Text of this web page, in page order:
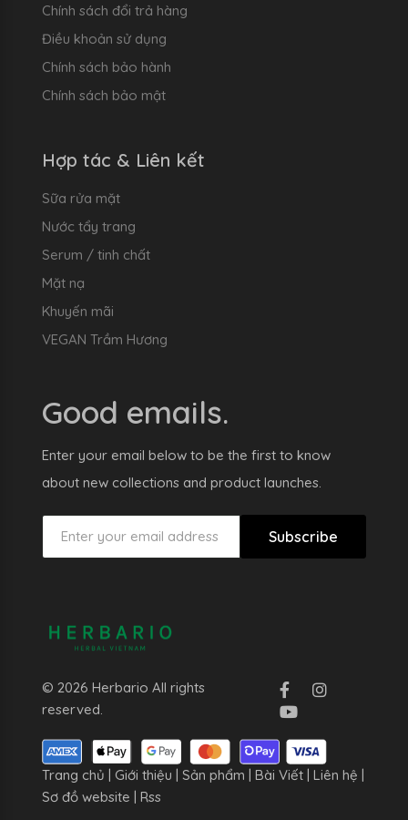
Chính sách đổi trả hàng
Điều khoản sử dụng
Chính sách bảo hành
Chính sách bảo mật
Hợp tác & Liên kết
Sữa rửa mặt
Nước tẩy trang
Serum / tinh chất
Mặt nạ
Khuyến mãi
VEGAN Trầm Hương
Good emails.
Enter your email below to be the first to know
about new collections and product launches.
Subscribe
© 2026 Herbario All rights
reserved.
Trang chủ Giới thiệu Sản phẩm Bài Viết Liên hệ
Sơ đồ website
Rss